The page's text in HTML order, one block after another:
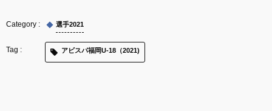
選手2021
アビスパ福岡U-18（2021)